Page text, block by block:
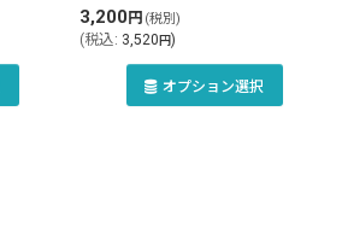
3,200円 (税別)
(税込: 3,520円)
オプション選択